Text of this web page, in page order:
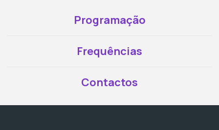
Programação
Frequências
Contactos